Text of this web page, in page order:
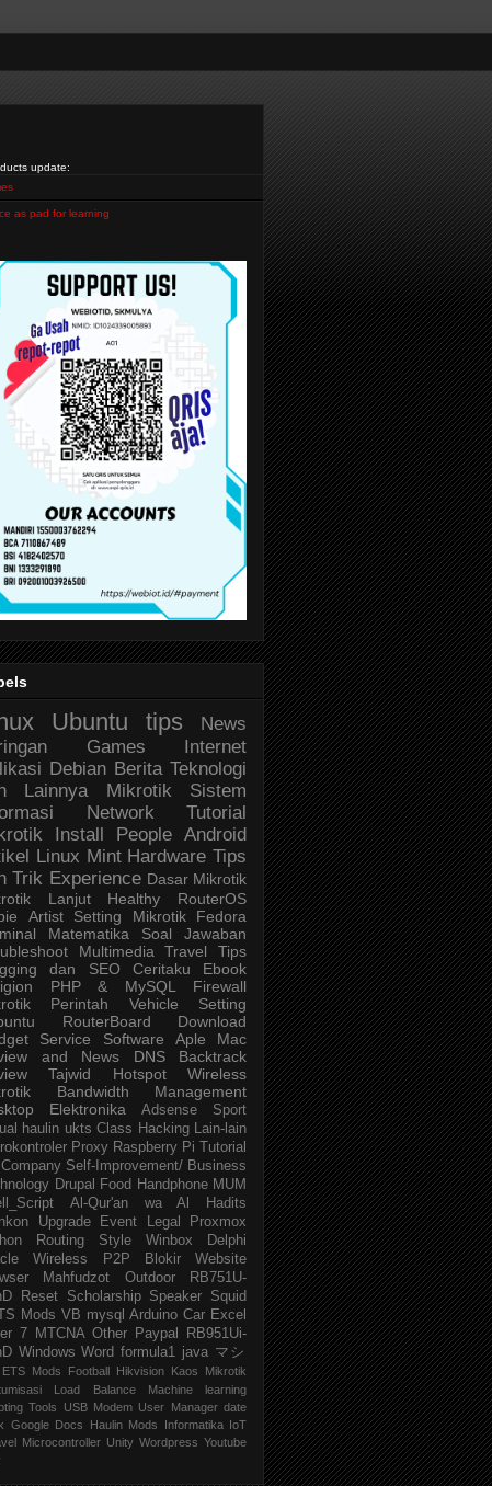
update:
as pad for learning
Ubuntu tips
News
Games
Internet
Debian Berita Teknologi
Lainnya
Mikrotik
Sistem
Network
Tutorial
Install People Android
Linux Mint Hardware Tips
Trik Experience Dasar Mikrotik
Lanjut
Healthy
RouterOS
Artist Setting Mikrotik
Fedora
Matematika
Soal Jawaban
Multimedia Travel
Tips
dan SEO
Ceritaku
Ebook
PHP & MySQL
Firewall
Perintah Vehicle
Setting
RouterBoard
Download
Service Software
Aple Mac
and News
DNS
Backtrack
Tajwid Hotspot
Wireless
Bandwidth Management
Elektronika Adsense
Sport
haulin ukts Class Hacking Lain-lain
Proxy Raspberry Pi
Tutorial
Company Self-Improvement/ Business
Drupal Food Handphone MUM
Al-Qur'an wa Al Hadits
Upgrade Event Legal
Proxmox
Routing Style Winbox
Delphi
Wireless P2P
Blokir Website
Mahfudzot Outdoor
RB751U-
Reset Scholarship Speaker
Squid
Mods VB mysql Arduino Car Excel
7
MTCNA Other Paypal
RB951Ui-
Windows Word formula1 java マシ
ETS Mods Football Hikvision Kaos Mikrotik
Load Balance
Machine learning
Tools USB Modem User Manager date
Google Docs Haulin Mods Informatika IoT
Microcontroller Unity Wordpress Youtube